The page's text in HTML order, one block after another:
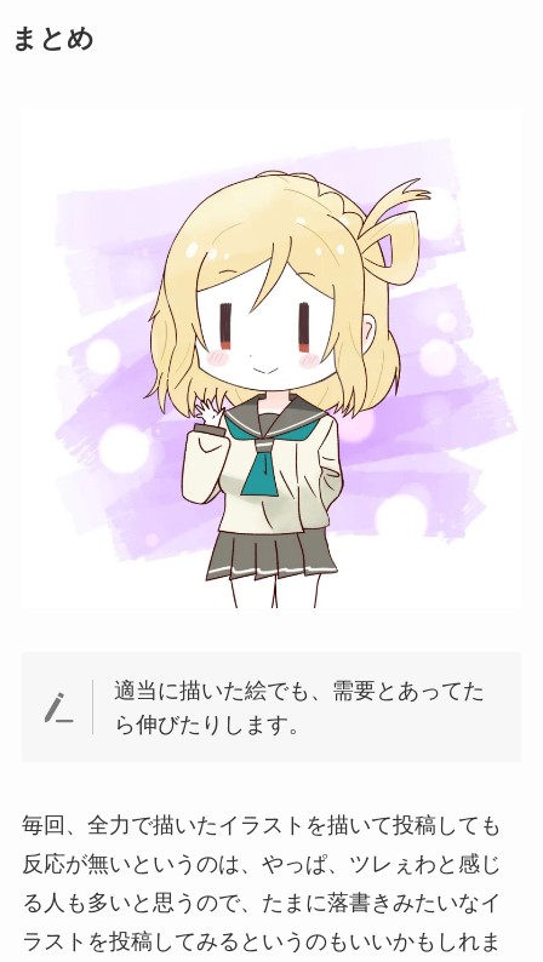
まとめ
適当に描いた絵でも、需要とあってた
ら伸びたりします。
毎回、全力で描いたイラストを描いて投稿しても
反応が無いというのは、やっぱ、ツレぇわと感じ
る人も多いと思うので、たまに落書きみたいなイ
ラストを投稿してみるというのもいいかもしれま